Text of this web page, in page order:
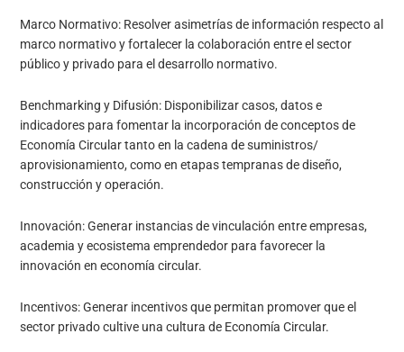
Marco Normativo: Resolver asimetrías de información respecto al
marco normativo y fortalecer la colaboración entre el sector
público y privado para el desarrollo normativo.
Benchmarking y Difusión: Disponibilizar casos, datos e
indicadores para fomentar la incorporación de conceptos de
Economía Circular tanto en la cadena de suministros/
aprovisionamiento, como en etapas tempranas de diseño,
construcción y operación.
Innovación: Generar instancias de vinculación entre empresas,
academia y ecosistema emprendedor para favorecer la
innovación en economía circular.
Incentivos: Generar incentivos que permitan promover que el
sector privado cultive una cultura de Economía Circular.